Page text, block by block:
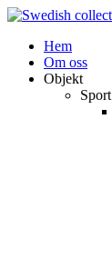
Hem
Om oss
Objekt
Sport